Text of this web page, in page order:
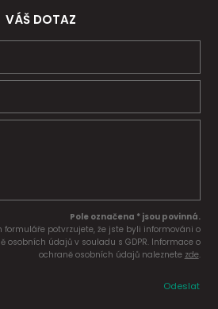
VÁŠ DOTAZ
Pole označena * jsou povinná.
potvrzujete, že jste byli informováni o
osobních údajů v souladu s GDPR. Informace o
ochraně osobních údajů naleznete zde.
Odeslat